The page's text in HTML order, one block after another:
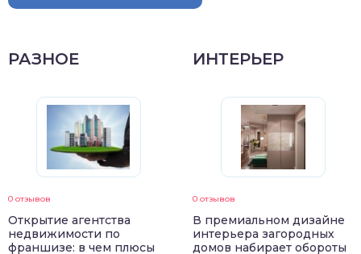
РАЗНОЕ
0 отзывов
Открытие агентства
недвижимости по
франшизе: в чем плюсы
ИНТЕРЬЕР
0 отзывов
В премиальном дизайне
интерьера загородных
домов набирает обороты